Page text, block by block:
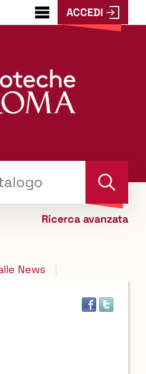
???
menu.button???
ACCEDI
Cerca
Ricerca avanzata
News